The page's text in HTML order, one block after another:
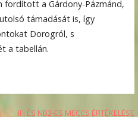
fordított a Gárdony-Pázmánd,
támadását is, így
Dorogról, s
a tabellán.
IFI ÉS NB2-ES MECCS ÉRTÉKELÉSE